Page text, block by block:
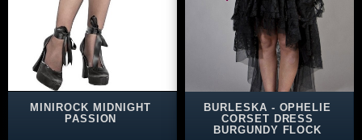
MINIROCK MIDNIGHT
PASSION
BURLESKA - OPHELIE
CORSET DRESS
BURGUNDY FLOCK